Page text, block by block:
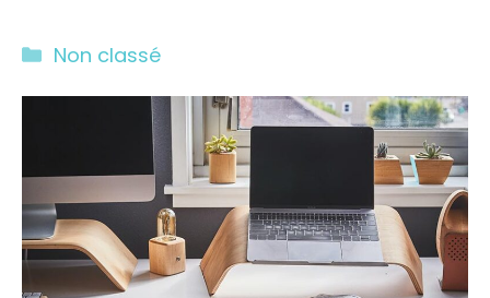
Catégories
Non classé